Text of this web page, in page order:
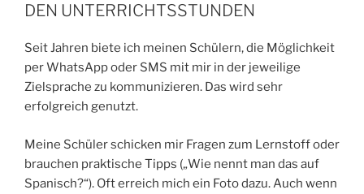
DEN UNTERRICHTSSTUNDEN
Seit Jahren biete ich meinen Schülern, die Möglichkeit
per WhatsApp oder SMS mit mir in der jeweilige
Zielsprache zu kommunizieren. Das wird sehr
erfolgreich genutzt.
Meine Schüler schicken mir Fragen zum Lernstoff oder
brauchen praktische Tipps („Wie nennt man das auf
Spanisch?“). Oft erreich mich ein Foto dazu. Auch wenn